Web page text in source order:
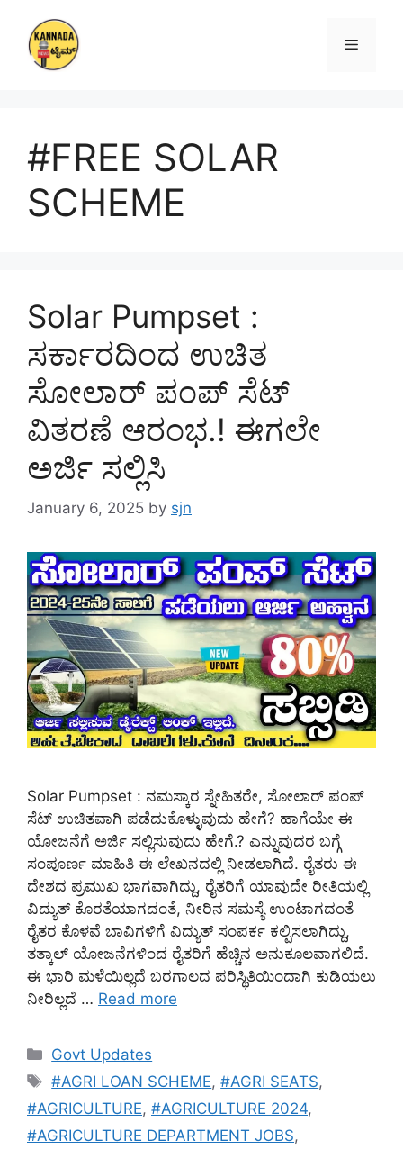
content
Menu
#FREE SOLAR
SCHEME
Solar Pumpset :
ಸರ್ಕಾರದಿಂದ ಉಚಿತ
ಸೋಲಾರ್ ಪಂಪ್ ಸೆಟ್
ವಿತರಣೆ ಆರಂಭ.! ಈಗಲೇ
ಅರ್ಜಿ ಸಲ್ಲಿಸಿ
January 6, 2025 by sjn
Solar Pumpset : ನಮಸ್ಕಾರ ಸ್ನೇಹಿತರೇ, ಸೋಲಾರ್ ಪಂಪ್
ಸೆಟ್ ಉಚಿತವಾಗಿ ಪಡೆದುಕೊಳ್ಳುವುದು ಹೇಗೆ? ಹಾಗೆಯೇ ಈ
ಯೋಜನೆಗೆ ಅರ್ಜಿ ಸಲ್ಲಿಸುವುದು ಹೇಗೆ.? ಎನ್ನುವುದರ ಬಗ್ಗೆ
ಸಂಪೂರ್ಣ ಮಾಹಿತಿ ಈ ಲೇಖನದಲ್ಲಿ ನೀಡಲಾಗಿದೆ. ರೈತರು ಈ
ದೇಶದ ಪ್ರಮುಖ ಭಾಗವಾಗಿದ್ದು, ರೈತರಿಗೆ ಯಾವುದೇ ರೀತಿಯಲ್ಲಿ
ವಿದ್ಯುತ್‌ ಕೊರತೆಯಾಗದಂತೆ, ನೀರಿನ ಸಮಸ್ಯೆ ಉಂಟಾಗದಂತೆ
ರೈತರ ಕೊಳವೆ ಬಾವಿಗಳಿಗೆ ವಿದ್ಯುತ್‌ ಸಂಪರ್ಕ ಕಲ್ಪಿಸಲಾಗಿದ್ದು,
ತತ್ಕಾಲ್ ಯೋಜನೆಗಳಿಂದ ರೈತರಿಗೆ ಹೆಚ್ಚಿನ ಅನುಕೂಲವಾಗಲಿದೆ.
ಈ ಭಾರಿ ಮಳೆಯಿಲ್ಲದೆ ಬರಗಾಲದ ಪರಿಸ್ಥಿತಿಯಿಂದಾಗಿ ಕುಡಿಯಲು
ನೀರಿಲ್ಲದೆ … Read more
Categories
Govt Updates
Tags
#AGRI LOAN SCHEME,#AGRI SEATS,
#AGRICULTURE, #AGRICULTURE 2024,
#AGRICULTURE DEPARTMENT JOBS,